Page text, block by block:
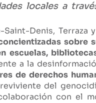
locales a
Denis,
sobre
escuelas,
a la
de derechos
del
con el